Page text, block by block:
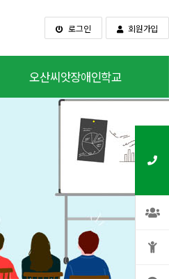
로그인 회원가입
오산씨앗장애인학교